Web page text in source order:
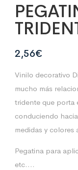
2,56€
Vinilo decorativo
mucho más
tridente que porta
conduciendo
medidas y colores
Pegatina para
etc….